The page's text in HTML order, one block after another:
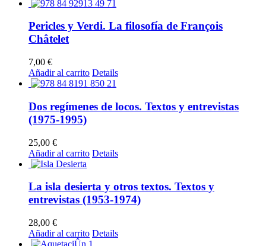
Pericles y Verdi. La filosofía de François
Châtelet
7,00 €
Añadir al carrito Details
Dos regímenes de locos. Textos y entrevistas
(1975-1995)
25,00 €
Añadir al carrito Details
La isla desierta y otros textos. Textos y
entrevistas (1953-1974)
28,00 €
Añadir al carrito Details